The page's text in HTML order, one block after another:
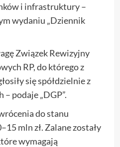
i infrastruktury –
wydaniu „Dziennik
Związek Rewizyjny
RP, do którego z
się spółdzielnie z
podaje „DGP”.
do stanu
mln zł. Zalane zostały
wymagają